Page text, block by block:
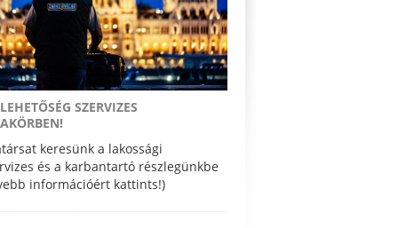
SZERVIZES
keresünk a lakossági
és a karbantartó részlegünkbe
információért kattints!)